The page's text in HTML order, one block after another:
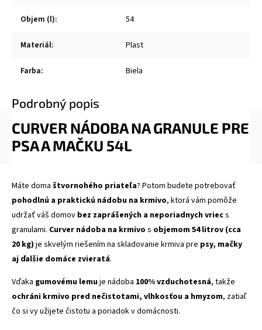
Objem (l): 54
Materiál: Plast
Farba: Biela
Podrobný popis
CURVER NÁDOBA NA GRANULE PRE
PSA A MAČKU 54L
Máte doma štvornohého priateľa? Potom budete potrebovať
pohodlnú a praktickú nádobu na krmivo, ktorá vám pomôže
udržať váš domov bez zaprášených a neporiadnych vriecs
granulami. Curver nádoba na krmivo s objemom 54 litrov (cca
20 kg) je skvelým riešením na skladovanie krmiva pre psy, mačky
aj ďalšie domáce zvieratá.
Vďaka gumovému lemuje nádoba 100% vzduchotesná, takže
ochráni krmivo pred nečistotami, vlhkosťou a hmyzom, zatiaľ
čo si vy užijete čistotu a poriadok v domácnosti.